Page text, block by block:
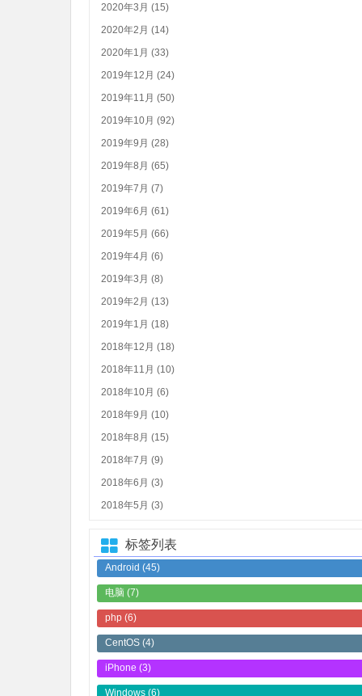
2020年3月 (15)
2020年2月 (14)
2020年1月 (33)
2019年12月 (24)
2019年11月 (50)
2019年10月 (92)
2019年9月 (28)
2019年8月 (65)
2019年7月 (7)
2019年6月 (61)
2019年5月 (66)
2019年4月 (6)
2019年3月 (8)
2019年2月 (13)
2019年1月 (18)
2018年12月 (18)
2018年11月 (10)
2018年10月 (6)
2018年9月 (10)
2018年8月 (15)
2018年7月 (9)
2018年6月 (3)
2018年5月 (3)
标签列表
Android (45)
电脑 (7)
php (6)
CentOS (4)
iPhone (3)
Windows (6)